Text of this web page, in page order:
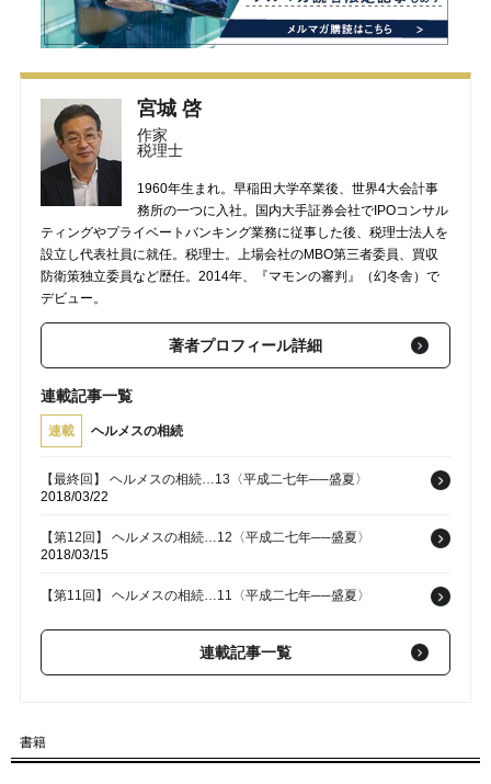
宮城 啓
作家
税理士
1960年生まれ。早稲田大学卒業後、世界4大会計事
務所の一つに入社。国内大手証券会社でIPOコンサル
ティングやプライベートバンキング業務に従事した後、税理士法人を
設立し代表社員に就任。税理士。上場会社のMBO第三者委員、買収
防衛策独立委員など歴任。2014年、『マモンの審判』（幻冬舎）で
デビュー。
著者プロフィール詳細
連載記事一覧
連載 ヘルメスの相続
【最終回】 ヘルメスの相続…13〈平成二七年──盛夏〉
2018/03/22
【第12回】 ヘルメスの相続…12〈平成二七年──盛夏〉
2018/03/15
【第11回】 ヘルメスの相続…11〈平成二七年──盛夏〉
【第10回】 ヘルメスの相続…10〈平成二七年──盛夏〉
2018/03/01
連載記事一覧
書籍